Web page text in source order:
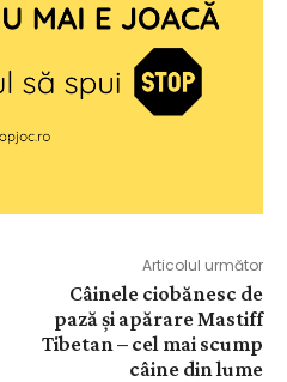
Articolul următor
Câinele ciobănesc de
pază și apărare Mastiff
Tibetan – cel mai scump
câine din lume